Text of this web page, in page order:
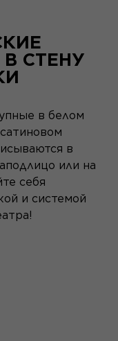
СТЕНУ
в белом
в
или на
себя
и системой